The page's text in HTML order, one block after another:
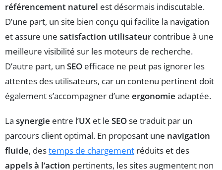
référencement naturel est désormais indiscutable.
D’une part, un site bien conçu qui facilite la navigation
et assure une satisfaction utilisateur contribue à une
meilleure visibilité sur les moteurs de recherche.
D’autre part, un SEO efficace ne peut pas ignorer les
attentes des utilisateurs, car un contenu pertinent doit
également s’accompagner d’une ergonomie adaptée.
La synergie entre l’UX et le SEOse traduit par un
parcours client optimal. En proposant une navigation
fluide, destemps de chargement réduits et des
appels à l’action pertinents, les sites augmentent non